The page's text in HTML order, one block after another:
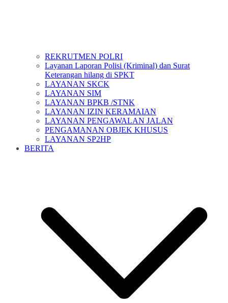
REKRUTMEN POLRI
Layanan Laporan Polisi (Kriminal) dan Surat
Keterangan hilang di SPKT
LAYANAN SKCK
LAYANAN SIM
LAYANAN BPKB /STNK
LAYANAN IZIN KERAMAIAN
LAYANAN PENGAWALAN JALAN
PENGAMANAN OBJEK KHUSUS
LAYANAN SP2HP
BERITA